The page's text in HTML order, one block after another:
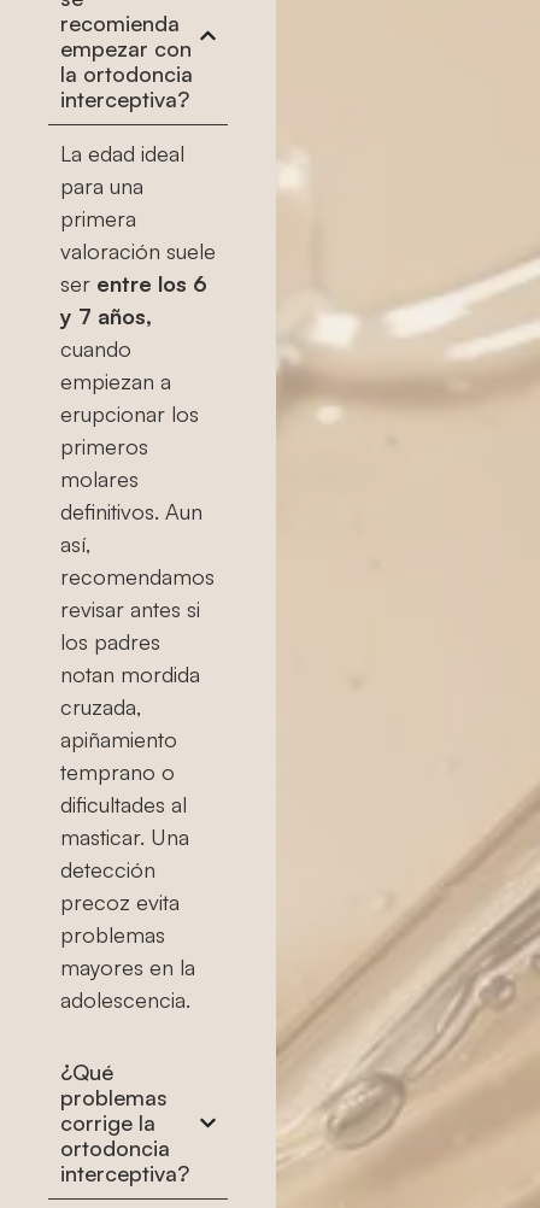
recomienda
empezar con
la ortodoncia
interceptiva?
La edad ideal
para una
primera
valoración suele
ser entre los 6
y 7 años,
cuando
empiezan a
erupcionar los
primeros
molares
definitivos. Aun
así,
recomendamos
revisar antes si
los padres
notan mordida
cruzada,
apiñamiento
temprano o
dificultades al
masticar. Una
detección
precoz evita
problemas
mayores en la
adolescencia.
¿Qué
problemas
corrige la
ortodoncia
interceptiva?